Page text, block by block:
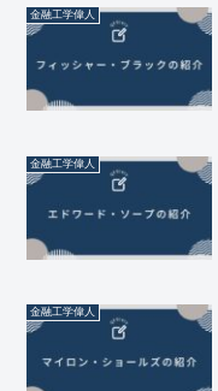
金融工学偉人
金融工学偉人
金融工学偉人